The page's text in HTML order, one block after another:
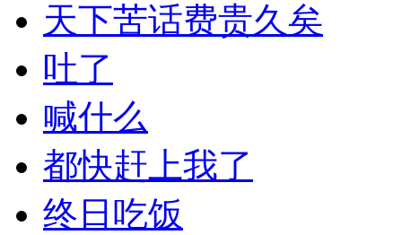
天下苦话费贵久矣
吐了
喊什么
都快赶上我了
终日吃饭